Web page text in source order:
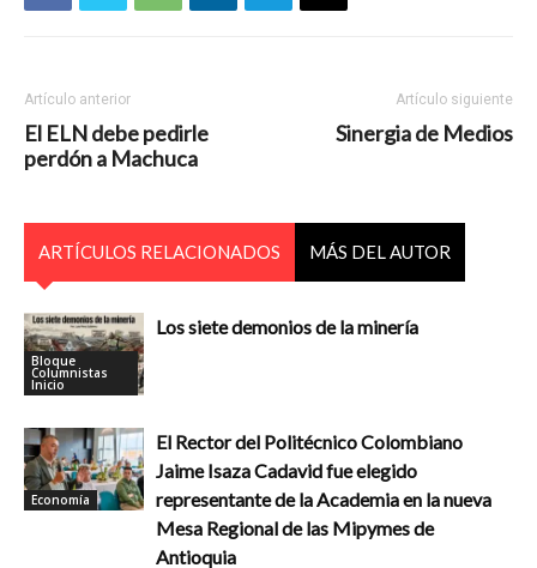
Artículo anterior
El ELN debe pedirle
perdón a Machuca
Artículo siguiente
Sinergia de Medios
ARTÍCULOS RELACIONADOS MÁS DEL AUTOR
Bloque
Columnistas
Inicio
Los siete demonios de la minería
Economía
El Rector del Politécnico Colombiano
Jaime Isaza Cadavid fue elegido
representante de la Academia en la nueva
Mesa Regional de las Mipymes de
Antioquia